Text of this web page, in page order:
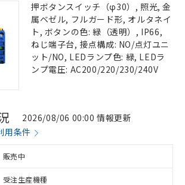
押ボタンスイッチ（φ30）, 照光, 金
属ベゼル, フルガード形, オルタネイ
ト, ボタンの色: 緑（透明）, IP66,
ねじ端子台, 接点構成: NO/点灯ユニ
ット/NO, LEDランプ色: 緑, LEDラ
ンプ電圧: AC200/220/230/240V
2026/08/06 00:00 情報更新
用条件
販売中
受注生産機種